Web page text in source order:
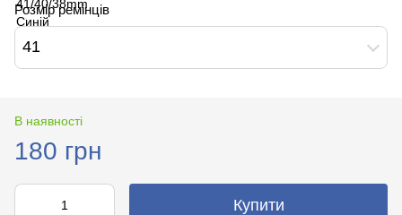
Розмір ремінців
41
В наявності
180 грн
Купити